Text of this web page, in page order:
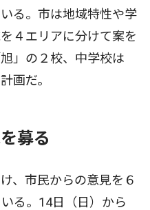
る。市は地域特性や学
４エリアに分けて案を
」の２校、中学校は
画だ。
募る
、市民からの意見を６
る。14日（日）から